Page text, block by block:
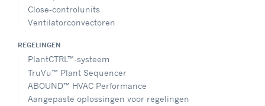
Close-controlunits
Ventilatorconvectoren
REGELINGEN
PlantCTRL™-systeem
TruVu™ Plant Sequencer
ABOUND™ HVAC Performance
Aangepaste oplossingen voor regelingen